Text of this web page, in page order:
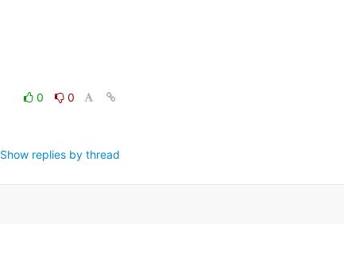
0
0
Show replies by thread